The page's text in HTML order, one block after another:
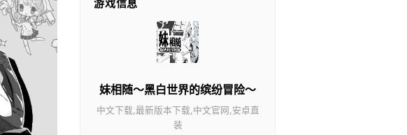
游戏信息
妹相随～黑白世界的缤纷冒险～
中文下载,最新版本下载,中文官网,安卓直
装